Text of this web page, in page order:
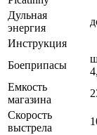
Дульная
энергия
Инструкция
Боеприпасы
Емкость
магазина
Скорость
выстрела